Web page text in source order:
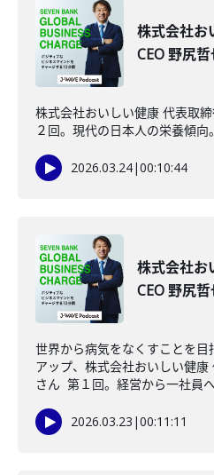
株式会社お
CEO 野尻
株式会社おいしい健康 代表取
２回。現代の日本人の栄養傾向
2026.03.24|00:10:44
株式会社お
CEO 野尻
世界から病気をなくすことを目
アップ、株式会社おいしい健
さん 第１回。経営から一社員へ
2026.03.23 |00:11:11